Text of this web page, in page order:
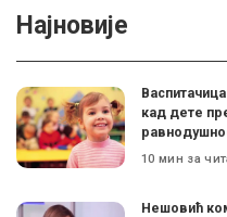
Најновије
кад дете
10 мин за
Нешовић